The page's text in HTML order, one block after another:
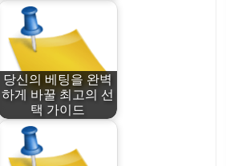
당신의 베팅을 완벽
하게 바꿀 최고의 선
택 가이드